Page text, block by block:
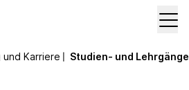
und Karriere〡 Studien- und Lehrgänge